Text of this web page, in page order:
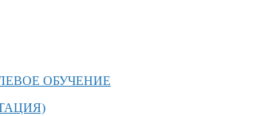
ОБУЧЕНИЕ